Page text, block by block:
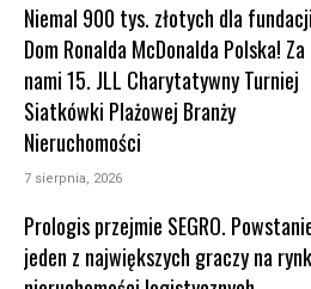
Niemal 900 tys. złotych dla fundacji
Dom Ronalda McDonalda Polska! Za
nami 15. JLL Charytatywny Turniej
Siatkówki Plażowej Branży
Nieruchomości
7 sierpnia, 2026
Prologis przejmie SEGRO.
jeden z największych graczy na